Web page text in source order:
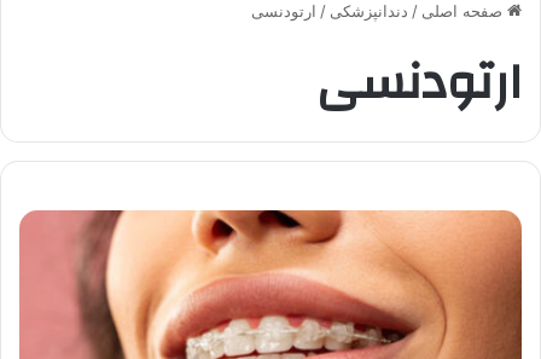
صفحه اصلی / دندانپزشکی / ارتودنسی
ارتودنسی